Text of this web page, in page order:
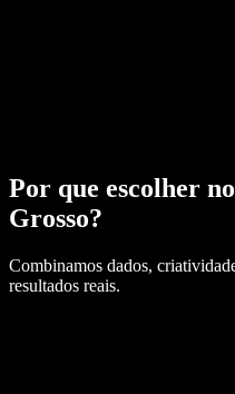
Por que escolher
Grosso?
Combinamos dados,
resultados reais.